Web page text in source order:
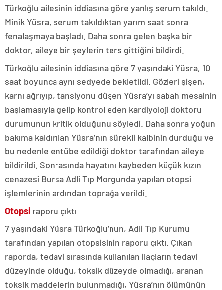
Türkoğlu ailesinin iddiasına göre yanlış serum takıldı.
Minik Yüsra, serum takıldıktan yarım saat sonra
fenalaşmaya başladı. Daha sonra gelen başka bir
doktor, aileye bir şeylerin ters gittiğini bildirdi.
Türkoğlu ailesinin iddiasına göre 7 yaşındaki Yüsra, 10
saat boyunca aynı sedyede bekletildi. Gözleri şişen,
karnı ağrıyıp, tansiyonu düşen Yüsra’yı sabah mesainin
başlamasıyla gelip kontrol eden kardiyoloji doktoru
durumunun kritik olduğunu söyledi. Daha sonra yoğun
bakıma kaldırılan Yüsra’nın sürekli kalbinin durduğu ve
bu nedenle entübe edildiği doktor tarafından aileye
bildirildi. Sonrasında hayatını kaybeden küçük kızın
cenazesi Bursa Adli Tıp Morgunda yapılan otopsi
işlemlerinin ardından toprağa verildi.
Otopsi raporu çıktı
7 yaşındaki Yüsra Türkoğlu’nun, Adli Tıp Kurumu
tarafından yapılan otopsisinin raporu çıktı. Çıkan
raporda, tedavi sırasında kullanılan ilaçların tedavi
düzeyinde olduğu, toksik düzeyde olmadığı, aranan
toksik maddelerin bulunmadığı, Yüsra’nın ölümünün